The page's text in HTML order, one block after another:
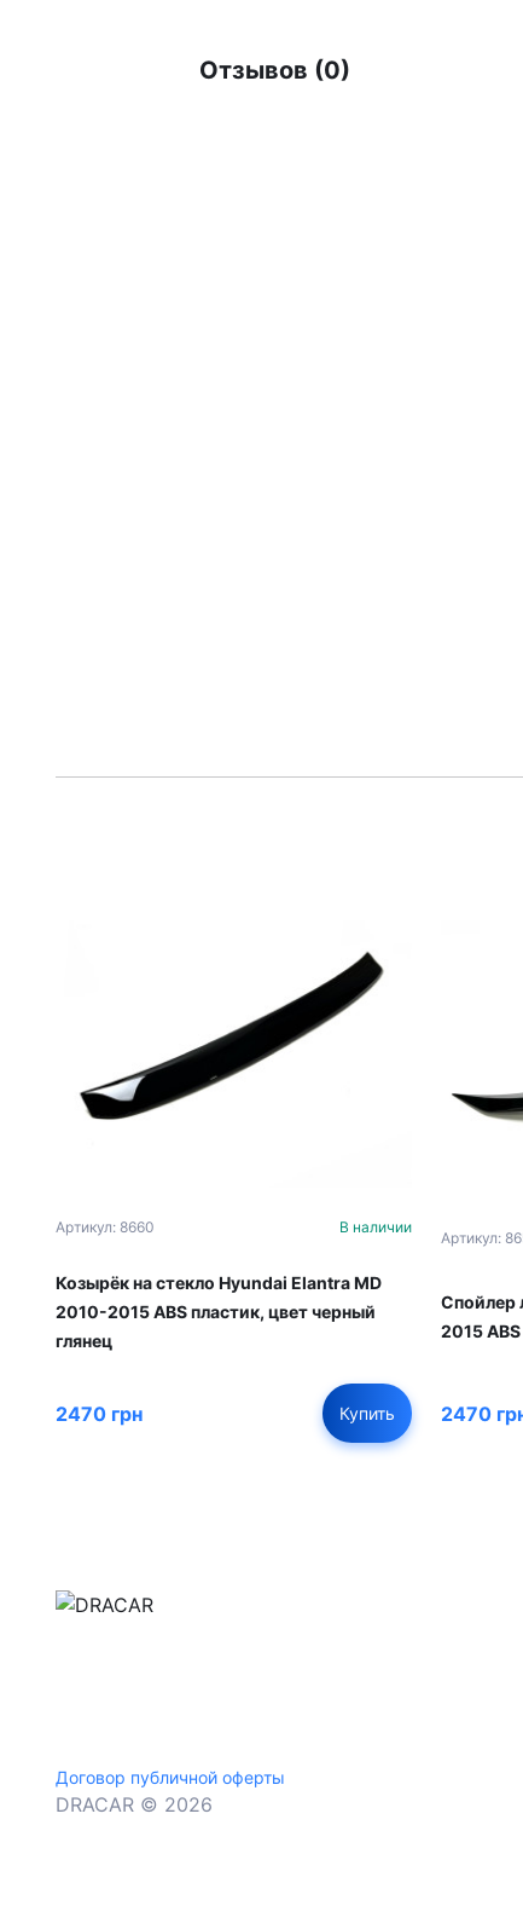
Отзывов (0)
Артикул: 8660 В наличии
Козырёк на стекло Hyundai Elantra MD
2010-2015 ABS пластик, цвет черный
глянец
2470 грн Купить
Артикул:
Спойлер
2015
2470
Договор публичной оферты
DRACAR © 2026